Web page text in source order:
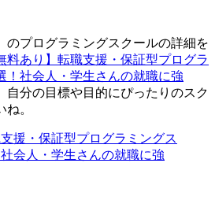
のプログラミングスクールの詳細を
料あり】転職支援・保証型プログラ
！社会人・学生さんの就職に強
自分の目標や目的にぴったりのスク
。
支援・保証型プログラミングス
会人・学生さんの就職に強